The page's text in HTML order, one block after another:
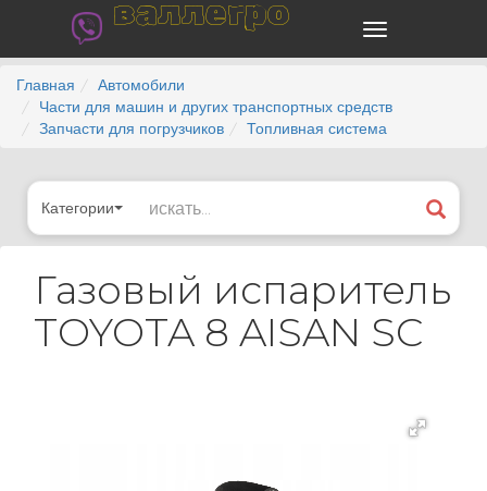
валлегро
Главная
Автомобили
Части для машин и других транспортных средств
Запчасти для погрузчиков
Топливная система
Категории
Газовый испаритель
TOYOTA 8 AISAN SC